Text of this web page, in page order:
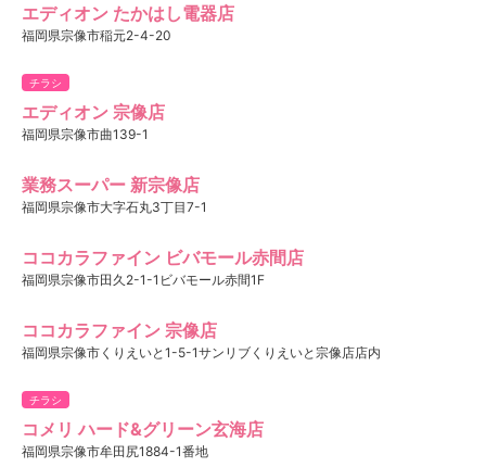
エディオン たかはし電器店
福岡県宗像市稲元2-4-20
チラシ
エディオン 宗像店
福岡県宗像市曲139-1
業務スーパー 新宗像店
福岡県宗像市大字石丸3丁目7-1
ココカラファイン ビバモール赤間店
福岡県宗像市田久2-1-1ビバモール赤間1F
ココカラファイン 宗像店
福岡県宗像市くりえいと1-5-1サンリブくりえいと宗像店店内
チラシ
コメリ ハード&グリーン玄海店
福岡県宗像市牟田尻1884-1番地